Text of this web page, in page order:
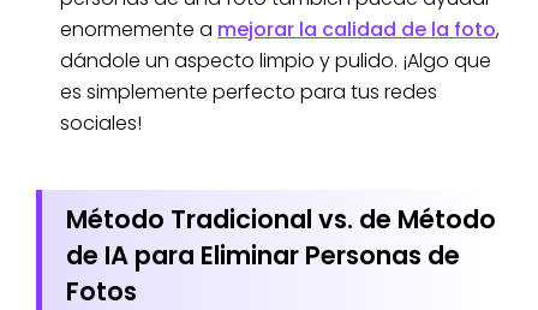
enormemente a mejorar la calidad de la foto,
dándole un aspecto limpio y pulido. ¡Algo que
es simplemente perfecto para tus redes
sociales!
Método Tradicional vs. de Método
de IA para Eliminar Personas de
Fotos